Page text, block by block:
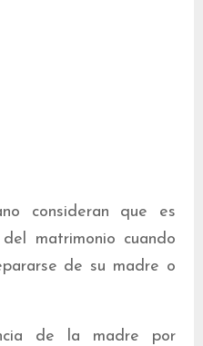
consideran que es
matrimonio cuando
de su madre o
de la madre por